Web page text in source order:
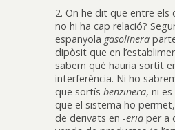
2. On he dit que entre els
no hi ha cap relació?
espanyola gasolinera
dipòsit que en
sabem què hauria sortit
interferència. Ni ho
que sortís benzinera, ni
que el sistema ho
de derivats en -eria per a